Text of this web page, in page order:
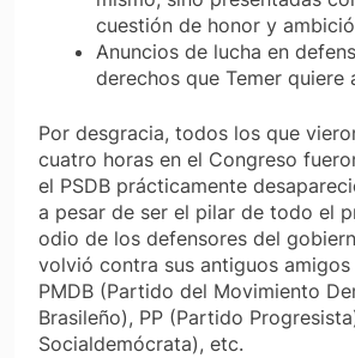
cuestión de honor y
Anuncios de lucha en
derechos que Temer quiere
Por desgracia, todos los que
cuatro horas en el Congreso
el PSDB prácticamente
a pesar de ser el pilar de todo el
odio de los defensores del
volvió contra sus antiguos amigos
PMDB (Partido del Movimiento
Brasileño), PP (Partido
Socialdemócrata), etc.